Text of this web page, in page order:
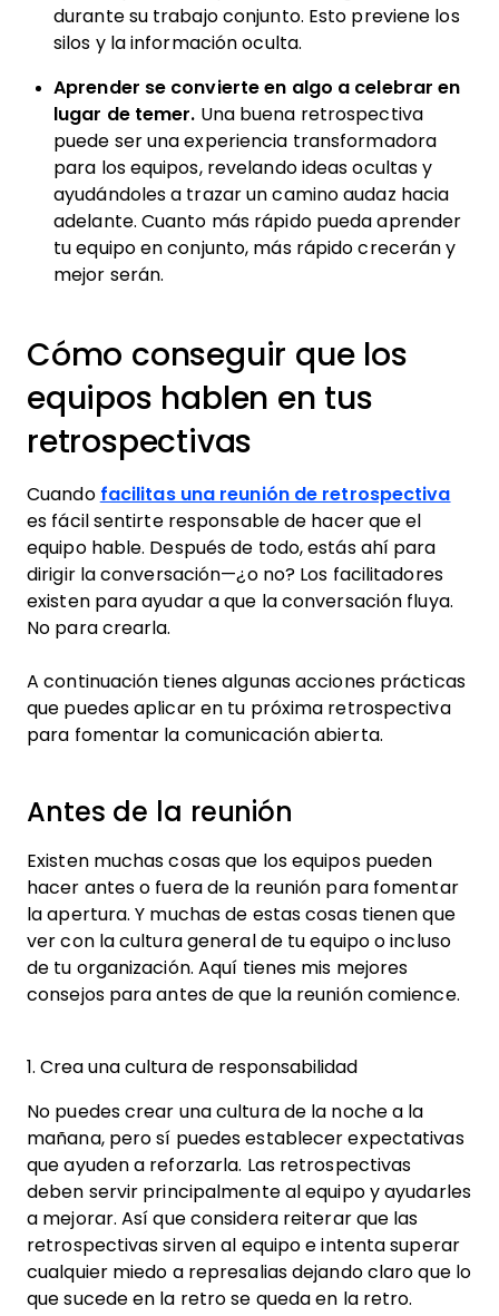
durante su trabajo conjunto. Esto previene los
silos y la información oculta.
Aprender se convierte en algo a celebrar en
lugar de temer. Una buena retrospectiva
puede ser una experiencia transformadora
para los equipos, revelando ideas ocultas y
ayudándoles a trazar un camino audaz hacia
adelante. Cuanto más rápido pueda aprender
tu equipo en conjunto, más rápido crecerán y
mejor serán.
Cómo conseguir que los
equipos hablen en tus
retrospectivas
Cuando facilitas una reunión de retrospectiva
es fácil sentirte responsable de hacer que el
equipo hable. Después de todo, estás ahí para
dirigir la conversación—¿o no? Los facilitadores
existen para ayudar a que la conversación fluya.
No para crearla.
A continuación tienes algunas acciones prácticas
que puedes aplicar en tu próxima retrospectiva
para fomentar la comunicación abierta.
Antes de la reunión
Existen muchas cosas que los equipos pueden
hacer antes o fuera de la reunión para fomentar
la apertura. Y muchas de estas cosas tienen que
ver con la cultura general de tu equipo o incluso
de tu organización. Aquí tienes mis mejores
consejos para antes de que la reunión comience.
1. Crea una cultura de responsabilidad
No puedes crear una cultura de la noche a la
mañana, pero sí puedes establecer expectativas
que ayuden a reforzarla. Las retrospectivas
deben servir principalmente al equipo y ayudarles
a mejorar. Así que considera reiterar que las
retrospectivas sirven al equipo e intenta superar
cualquier miedo a represalias dejando claro que lo
que sucede en la retro se queda en la retro.